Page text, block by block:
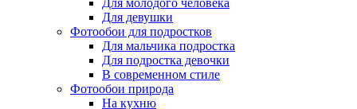
Для девушки
Фотообои для подростков
Для мальчика подростка
Для подростка девочки
В современном стиле
Фотообои природа
На кухню